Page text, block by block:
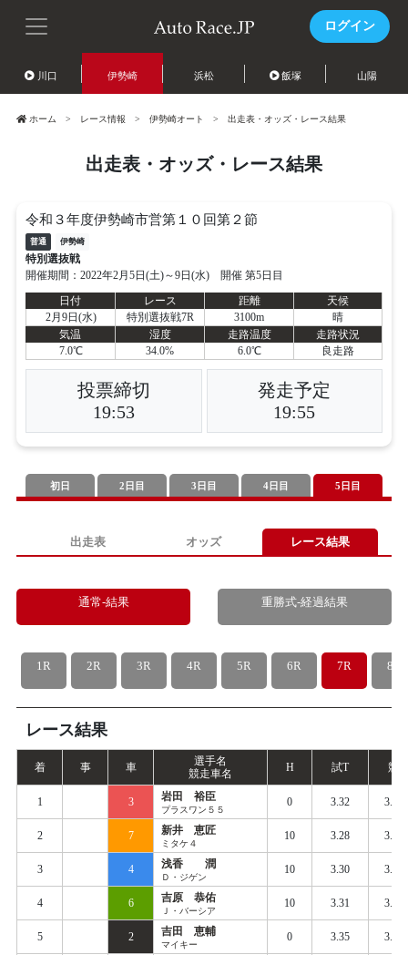
ログイン
川口 伊勢崎 浜松 飯塚 山陽
ホーム レース情報 伊勢崎オート 出走表・オッズ・レース結果
出走表・オッズ・レース結果
令和３年度伊勢崎市営第１０回第２節
普通 伊勢崎
特別選抜戦
開催期間：2022年2月5日(土)～9日(水) 開催 第5日目
日付
レース 距離
天候
2月9日(水)
特別選抜戦7R 3100m
晴
気温
湿度 走路温度
走路状況
7.0℃
34.0% 6.0℃ 良走路
投票締切
19:53
発走予定
19:55
初日 2日目 3日目 4日目 5日目
出走表 オッズ レース結果
通常-結果 重勝式-経過結果
1R 2R 3R 4R 5R 6R 7R 8R
レース結果
着 事 車
選手名
競走車名
H 試T 競
1 3 岩田 裕臣
プラスワン５５
0 3.32 3.374
2 7 新井 恵匠
ミタケ４
10 3.28 3.367
3 4 浅香 潤
Ｄ・ジゲン
10 3.30 3.373
4 6 吉原 恭佑
Ｊ・バーシア
10 3.31 3.376
5 2 吉田 恵輔
マイキー
0 3.35 3.403